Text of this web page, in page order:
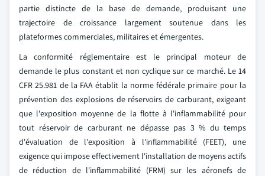
partie distincte de la base de demande, produisant une
trajectoire de croissance largement soutenue dans les
plateformes commerciales, militaires et émergentes.
La conformité réglementaire est le principal moteur de
demande le plus constant et non cyclique sur ce marché. Le 14
CFR 25.981 de la FAA établit la norme fédérale primaire pour la
prévention des explosions de réservoirs de carburant, exigeant
que l'exposition moyenne de la flotte à l'inflammabilité pour
tout réservoir de carburant ne dépasse pas 3 % du temps
d'évaluation de l'exposition à l'inflammabilité (FEET), une
exigence qui impose effectivement l'installation de moyens actifs
de réduction de l'inflammabilité (FRM) sur les aéronefs de